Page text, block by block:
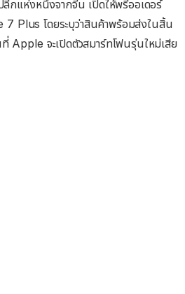
กแห่งหนึ่งจากจีน เปิดให้พรีออเดอร์
Plus โดยระบุว่าสินค้าพร้อมส่งในสิ้น
Apple จะเปิดตัวสมาร์ทโฟนรุ่นใหม่เสีย